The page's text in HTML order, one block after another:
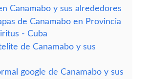
Canamabo y sus alrededores
de Canamabo en Provincia
- Cuba
de Canamabo y sus
google de Canamabo y sus